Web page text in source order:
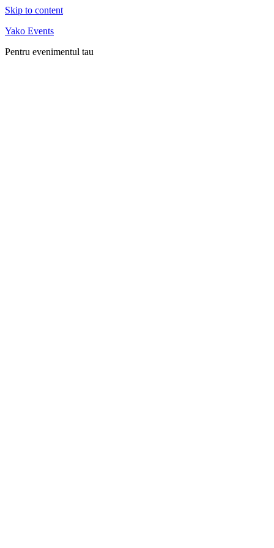
Skip to content
Yako Events
Pentru evenimentul tau